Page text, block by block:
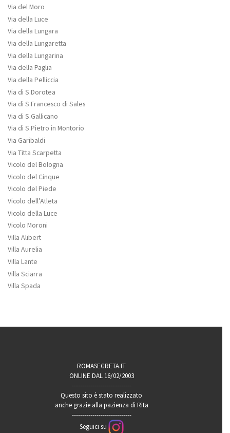
Via del Moro
Via della Luce
Via della Lungara
Via della Lungaretta
Via della Lungarina
Via della Paglia
Via della Pelliccia
Via di S.Dorotea
Via di S.Francesco di Sales
Via di S.Gallicano
Via di S.Pietro in Montorio
Via Garibaldi
Via Titta Scarpetta
Vicolo del Bologna
Vicolo del Cinque
Vicolo del Piede
Vicolo dell’Atleta
Vicolo della Luce
Vicolo Moroni
Villa Alibert
Villa Aurelia
Villa Lante
Villa Sciarra
Villa Spada
ROMASEGRETA.IT
ONLINE DAL 16/02/2003
-----------------------------
Questo sito è stato realizzato
anche grazie alla pazienza di Rita
-----------------------------
Seguici su